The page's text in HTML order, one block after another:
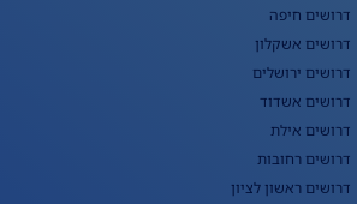
דרושים חיפה
דרושים אשקלון
דרושים ירושלים
דרושים אשדוד
דרושים אילת
דרושים רחובות
דרושים ראשון לציון